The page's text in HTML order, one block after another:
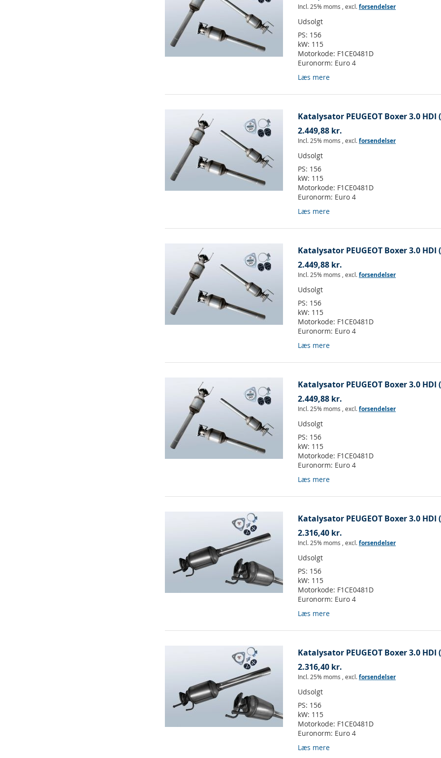
Incl. 25% moms ,excl.forsendelser
Udsolgt
PS: 156
kW: 115
Motorkode: F1CE0481D
Euronorm: Euro 4
Læs mere
Katalysator PEUGEOT Boxer 3.0 HDI
2.449,88 kr.
Incl. 25% moms ,excl.forsendelser
Udsolgt
PS: 156
kW: 115
Motorkode: F1CE0481D
Euronorm: Euro 4
Læs mere
Katalysator PEUGEOT Boxer 3.0 HDI
2.449,88 kr.
Incl. 25% moms ,excl.forsendelser
Udsolgt
PS: 156
kW: 115
Motorkode: F1CE0481D
Euronorm: Euro 4
Læs mere
Katalysator PEUGEOT Boxer 3.0 HDI
2.449,88 kr.
Incl. 25% moms ,excl.forsendelser
Udsolgt
PS: 156
kW: 115
Motorkode: F1CE0481D
Euronorm: Euro 4
Læs mere
Katalysator PEUGEOT Boxer 3.0 HDI
2.316,40 kr.
Incl. 25% moms ,excl.forsendelser
Udsolgt
PS: 156
kW: 115
Motorkode: F1CE0481D
Euronorm: Euro 4
Læs mere
Katalysator PEUGEOT Boxer 3.0 HDI
2.316,40 kr.
Incl. 25% moms ,excl.forsendelser
Udsolgt
PS: 156
kW: 115
Motorkode: F1CE0481D
Euronorm: Euro 4
Læs mere